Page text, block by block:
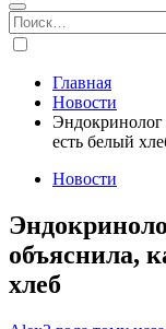
Найти:
Главная
Новости
Эндокринолог
есть белый
Новости
объяснила,
хлеб